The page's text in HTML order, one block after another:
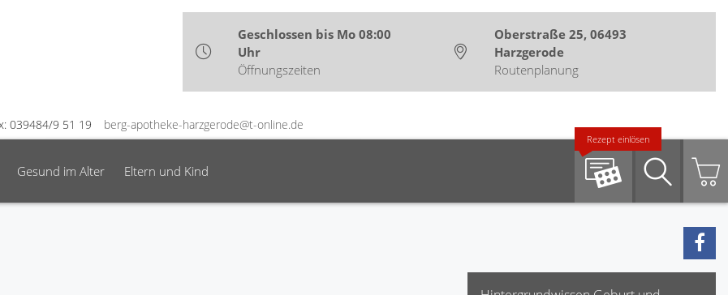
Geschlossen bis Mo 08:00
Uhr
Öffnungszeiten
Oberstraße 25, 06493
Harzgerode
Routenplanung
039484/9 51 19 berg-apotheke-harzgerode@t-online.de
Gesund im Alter Eltern und Kind
Rezept einlösen
Suche